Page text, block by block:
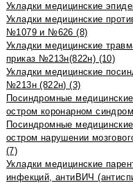
Укладки медицинские
Укладки медицинские
№1079 и №626 (8)
Укладки медицинские
приказ №213н(822н) (10)
Укладки медицинские
№213н (822н) (3)
Посиндромные
остром коронарном
Посиндромные
остром нарушении
(7)
Укладки медицинские
инфекций, антиВИЧ